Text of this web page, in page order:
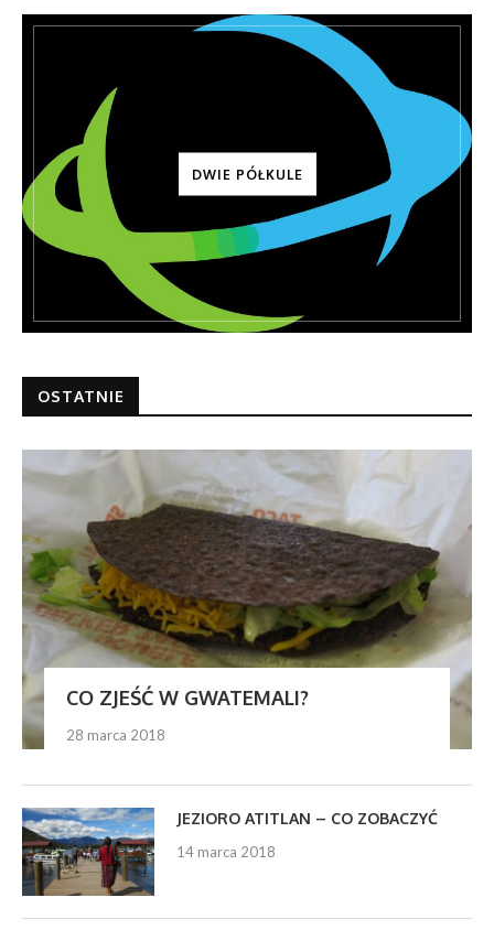
DWIE PÓŁKULE
OSTATNIE
CO ZJEŚĆ W GWATEMALI?
28 marca 2018
JEZIORO ATITLAN – CO ZOBACZYĆ
14 marca 2018